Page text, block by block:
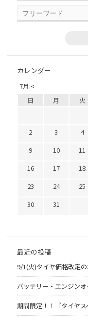
カレンダー
7月 <
日 月 火
2
3 4
9
10 11
16
17 18
23
24 25
30
31
最近の投稿
9/1(火)タイヤ価格改定
バッテリー・エンジン
期間限定！！『タイヤ